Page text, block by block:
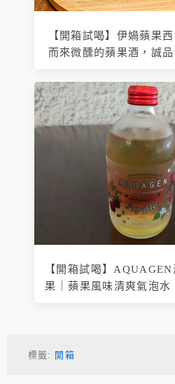
【開箱試喝】伊媧蘋果
而來微醺的蘋果酒，誠
【開箱試喝】
果｜蘋果風味清爽氣泡水
標籤: 開箱